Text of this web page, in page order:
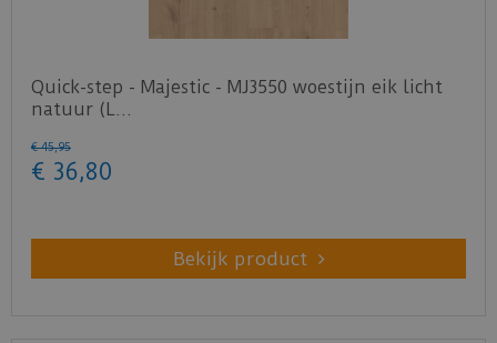
Quick-step - Majestic - MJ3550 woestijn eik licht
natuur (L…
€ 45,95
€ 36,80
Bekijk product